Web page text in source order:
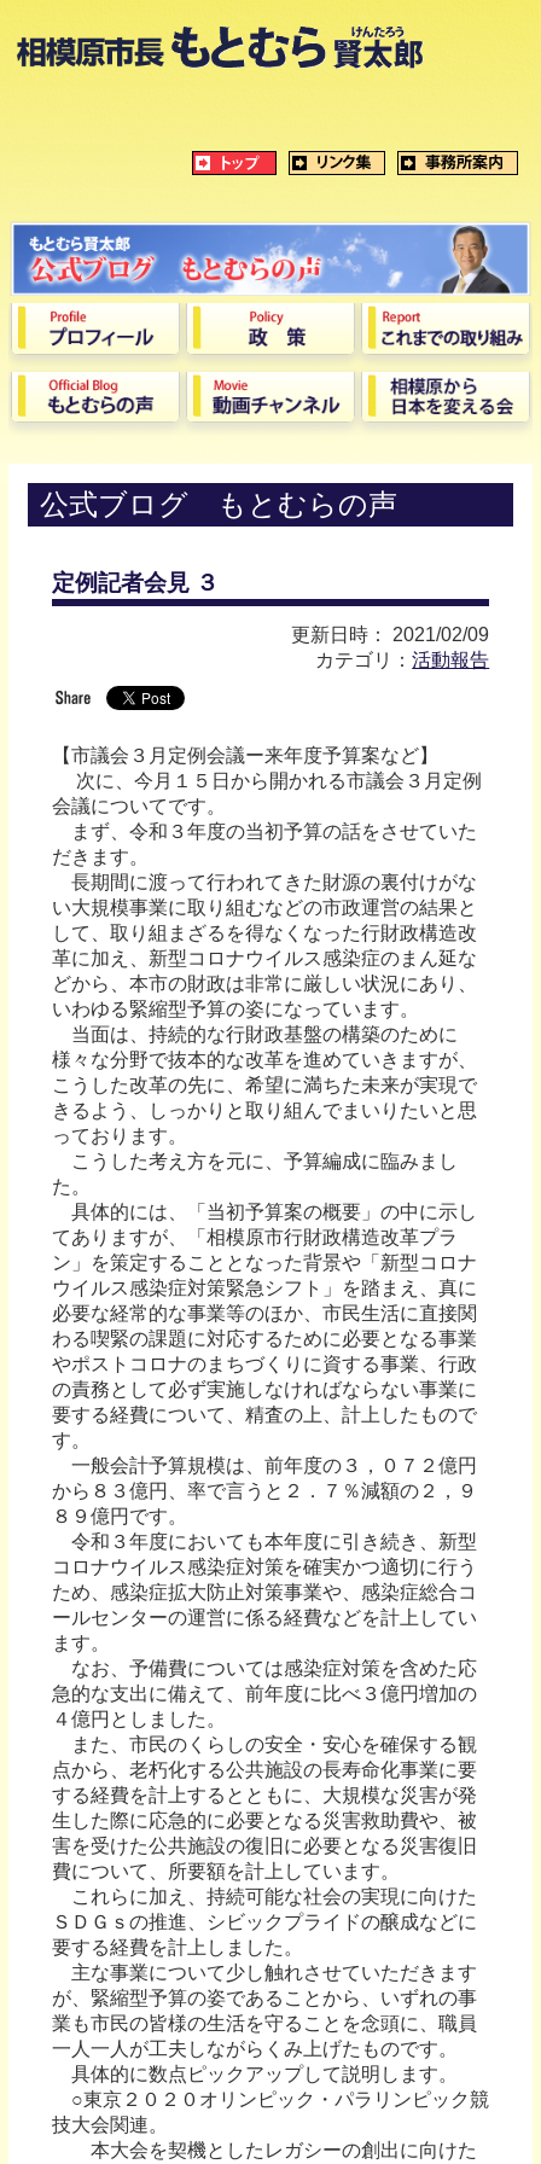
公式ブログ もとむらの声
定例記者会見 ３
更新日時： 2021/02/09
カテゴリ：活動報告
【市議会３月定例会議ー来年度予算案など】
次に、今月１５日から開かれる市議会３月定例
会議についてです。
まず、令和３年度の当初予算の話をさせていた
だきます。
長期間に渡って行われてきた財源の裏付けがな
い大規模事業に取り組むなどの市政運営の結果と
して、取り組まざるを得なくなった行財政構造改
革に加え、新型コロナウイルス感染症のまん延な
どから、本市の財政は非常に厳しい状況にあり、
いわゆる緊縮型予算の姿になっています。
当面は、持続的な行財政基盤の構築のために
様々な分野で抜本的な改革を進めていきますが、
こうした改革の先に、希望に満ちた未来が実現で
きるよう、しっかりと取り組んでまいりたいと思
っております。
こうした考え方を元に、予算編成に臨みまし
た。
具体的には、「当初予算案の概要」の中に示し
てありますが、「相模原市行財政構造改革プラ
ン」を策定することとなった背景や「新型コロナ
ウイルス感染症対策緊急シフト」を踏まえ、真に
必要な経常的な事業等のほか、市民生活に直接関
わる喫緊の課題に対応するために必要となる事業
やポストコロナのまちづくりに資する事業、行政
の責務として必ず実施しなければならない事業に
要する経費について、精査の上、計上したもので
す。
一般会計予算規模は、前年度の３，０７２億円
から８３億円、率で言うと２．７％減額の２，９
８９億円です。
令和３年度においても本年度に引き続き、新型
コロナウイルス感染症対策を確実かつ適切に行う
ため、感染症拡大防止対策事業や、感染症総合コ
ールセンターの運営に係る経費などを計上してい
ます。
なお、予備費については感染症対策を含めた応
急的な支出に備えて、前年度に比べ３億円増加の
４億円としました。
また、市民のくらしの安全・安心を確保する観
点から、老朽化する公共施設の長寿命化事業に要
する経費を計上するとともに、大規模な災害が発
生した際に応急的に必要となる災害救助費や、被
害を受けた公共施設の復旧に必要となる災害復旧
費について、所要額を計上しています。
これらに加え、持続可能な社会の実現に向けた
ＳＤＧｓの推進、シビックプライドの醸成などに
要する経費を計上しました。
主な事業について少し触れさせていただきます
が、緊縮型予算の姿であることから、いずれの事
業も市民の皆様の生活を守ることを念頭に、職員
一人一人が工夫しながらくみ上げたものです。
具体的に数点ピックアップして説明します。
○東京２０２０オリンピック・パラリンピック競
技大会関連。
本大会を契機としたレガシーの創出に向けた